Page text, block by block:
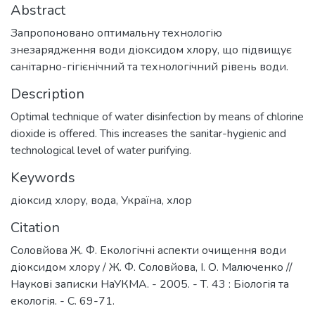
Abstract
Запропоновано оптимальну технологію
знезарядження води діоксидом хлору, що підвищує
санітарно-гігієнічний та технологічний рівень води.
Description
Optimal technique of water disinfection by means of chlorine
dioxide is offered. This increases the sanitar-hygienic and
technological level of water purifying.
Keywords
діоксид хлору, вода, Україна, хлор
Citation
Соловйова Ж. Ф. Екологічні аспекти очищення води
діоксидом хлору / Ж. Ф. Соловйова, І. О. Малюченко //
Наукові записки НаУКМА. - 2005. - Т. 43 : Біологія та
екологія. - С. 69-71.